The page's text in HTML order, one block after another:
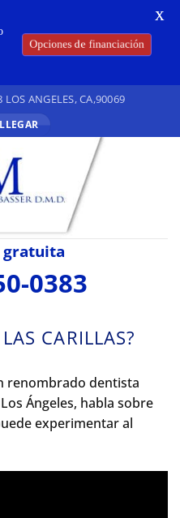
ANGELES, CA,90069
gratuita
0383
CARILLAS?
renombrado dentista
Ángeles, habla sobre
experimentar al
Opciones de financiación
X